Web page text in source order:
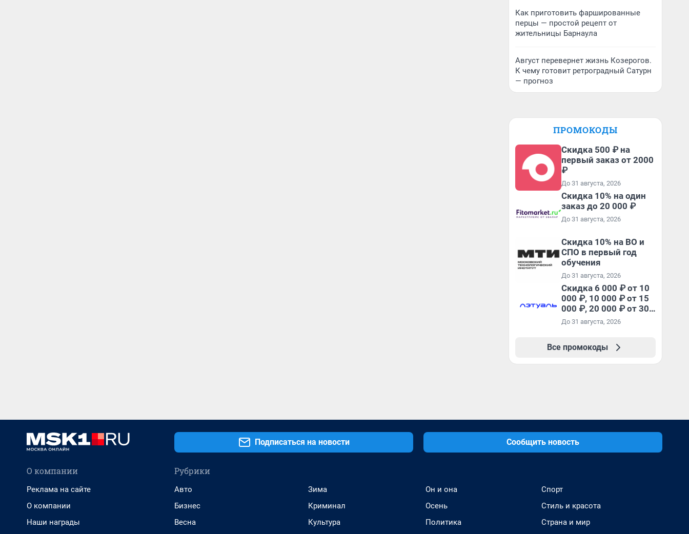
Как приготовить фаршированные
перцы — простой рецепт от
жительницы Барнаула
Август перевернет жизнь Козерогов.
К чему готовит ретроградный Сатурн
— прогноз
ПРОМОКОДЫ
Скидка 500 ₽ на
первый заказ от 2000
₽
До 31 августа, 2026
Скидка 10% на один
заказ до 20 000 ₽
До 31 августа, 2026
Скидка 10% на ВО и
СПО в первый год
обучения
До 31 августа, 2026
Скидка 6 000 ₽ от 10
000 ₽, 10 000 ₽ от 15
000 ₽, 20 000 ₽ от 30
000 ₽ и 35 000 ₽ от 50
промокоду НАБЕРИ
До 31 августа, 2026
Все промокоды
Подписаться на новости Сообщить новость
О компании
Реклама на сайте
О компании
Наши награды
Рубрики
Авто
Бизнес
Весна
Зима
Криминал
Культура
Он и она
Осень
Политика
Спорт
Стиль и красота
Страна и мир